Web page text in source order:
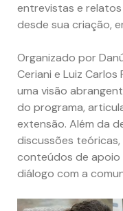
entrevistas e
desde sua criação,
Organizado por
Ceriani e Luiz
uma visão
do programa,
extensão. Além da
discussões
conteúdos de apoio
diálogo com a